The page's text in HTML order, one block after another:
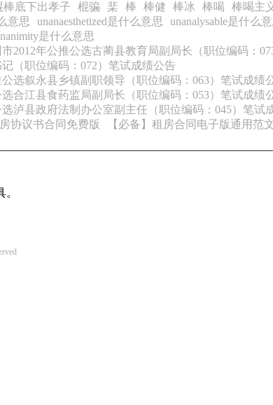
棒底下出孝子 棍骗 棐 棒 棒健 棒冰 棒喝 棒喝主
意思 unanaesthetized是什么意思
unanalysable是什么
是什么意思
2012年公推公选古蔺县教育局副局长（职位编码：
（职位编码：072）笔试成绩公告
选叙永县乡镇副职领导（职位编码：063）笔试成绩
合江县食药监局副局长（职位编码：053）笔试成绩
泸县政府法制办公室副主任（职位编码：045）笔试
协议书合同免费版 【必备】租房合同电子版通用范